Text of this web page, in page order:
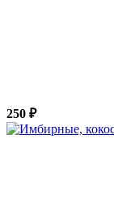
250 ₽